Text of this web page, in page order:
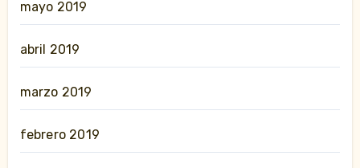
mayo 2019
abril 2019
marzo 2019
febrero 2019